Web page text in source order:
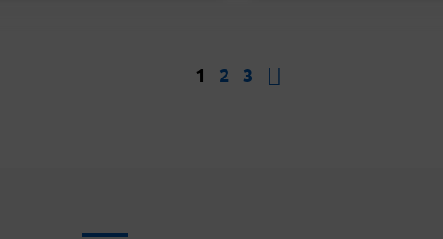
integraal onderdeel is van ons leven. Het
gaat erom te beseffen dat ons bestaan in
“Wie heb ik behalve u in de hemel?
u vind ik nergens vreugde. Al zou
1 2 3